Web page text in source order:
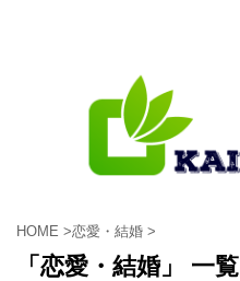
HOME >恋愛・結婚 >
「恋愛・結婚」 一覧